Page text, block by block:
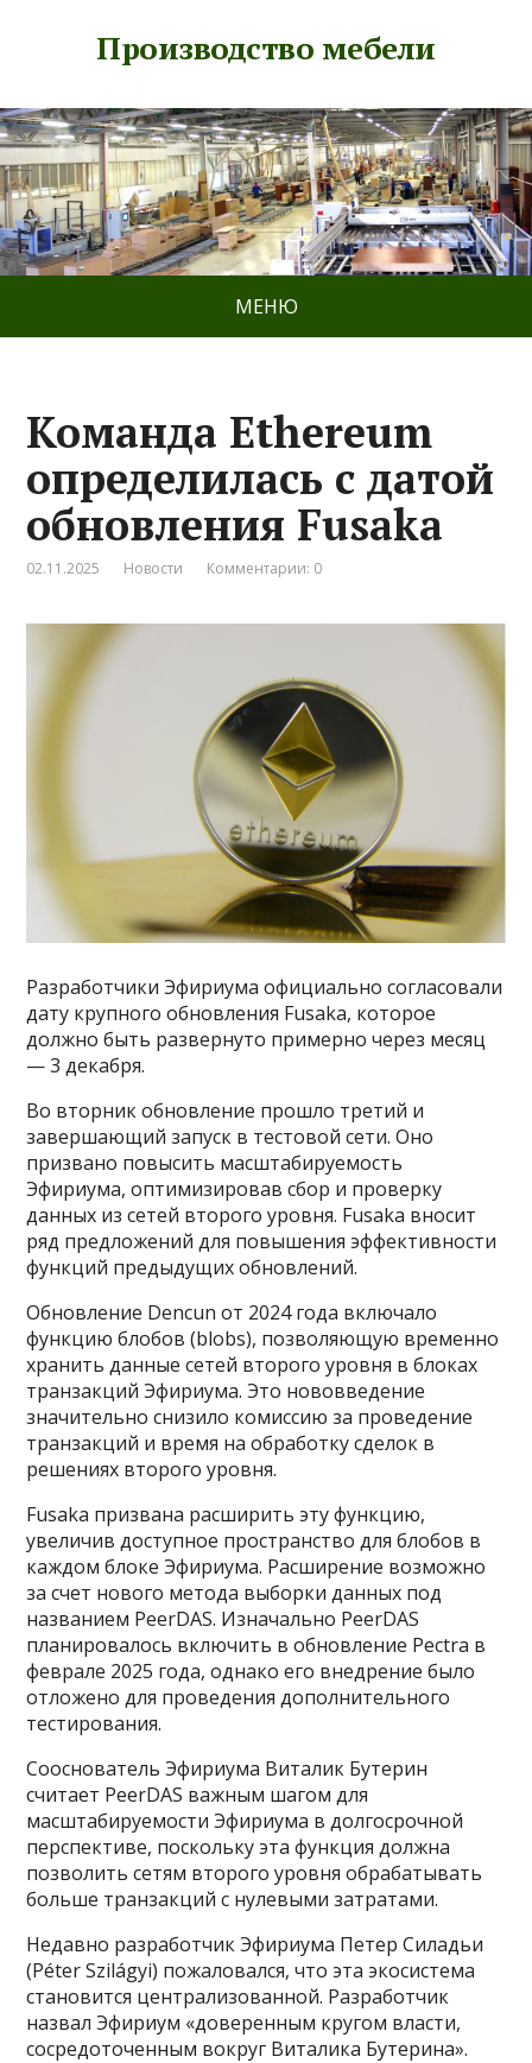
Производство мебели
МЕНЮ
Команда Ethereum
определилась с датой
обновления Fusaka
02.11.2025 Новости Комментарии: 0
Разработчики Эфириума официально согласовали
дату крупного обновления Fusaka, которое
должно быть развернуто примерно через месяц
— 3 декабря.
Во вторник обновление прошло третий и
завершающий запуск в тестовой сети. Оно
призвано повысить масштабируемость
Эфириума, оптимизировав сбор и проверку
данных из сетей второго уровня. Fusaka вносит
ряд предложений для повышения эффективности
функций предыдущих обновлений.
Обновление Dencun от 2024 года включало
функцию блобов (blobs), позволяющую временно
хранить данные сетей второго уровня в блоках
транзакций Эфириума. Это нововведение
значительно снизило комиссию за проведение
транзакций и время на обработку сделок в
решениях второго уровня.
Fusaka призвана расширить эту функцию,
увеличив доступное пространство для блобов в
каждом блоке Эфириума. Расширение возможно
за счет нового метода выборки данных под
названием PeerDAS. Изначально PeerDAS
планировалось включить в обновление Pectra в
феврале 2025 года, однако его внедрение было
отложено для проведения дополнительного
тестирования.
Сооснователь Эфириума Виталик Бутерин
считает PeerDAS важным шагом для
масштабируемости Эфириума в долгосрочной
перспективе, поскольку эта функция должна
позволить сетям второго уровня обрабатывать
больше транзакций с нулевыми затратами.
Недавно разработчик Эфириума Петер Силадьи
(Péter Szilágyi) пожаловался, что эта экосистема
становится централизованной. Разработчик
назвал Эфириум «доверенным кругом власти,
сосредоточенным вокруг Виталика Бутерина».